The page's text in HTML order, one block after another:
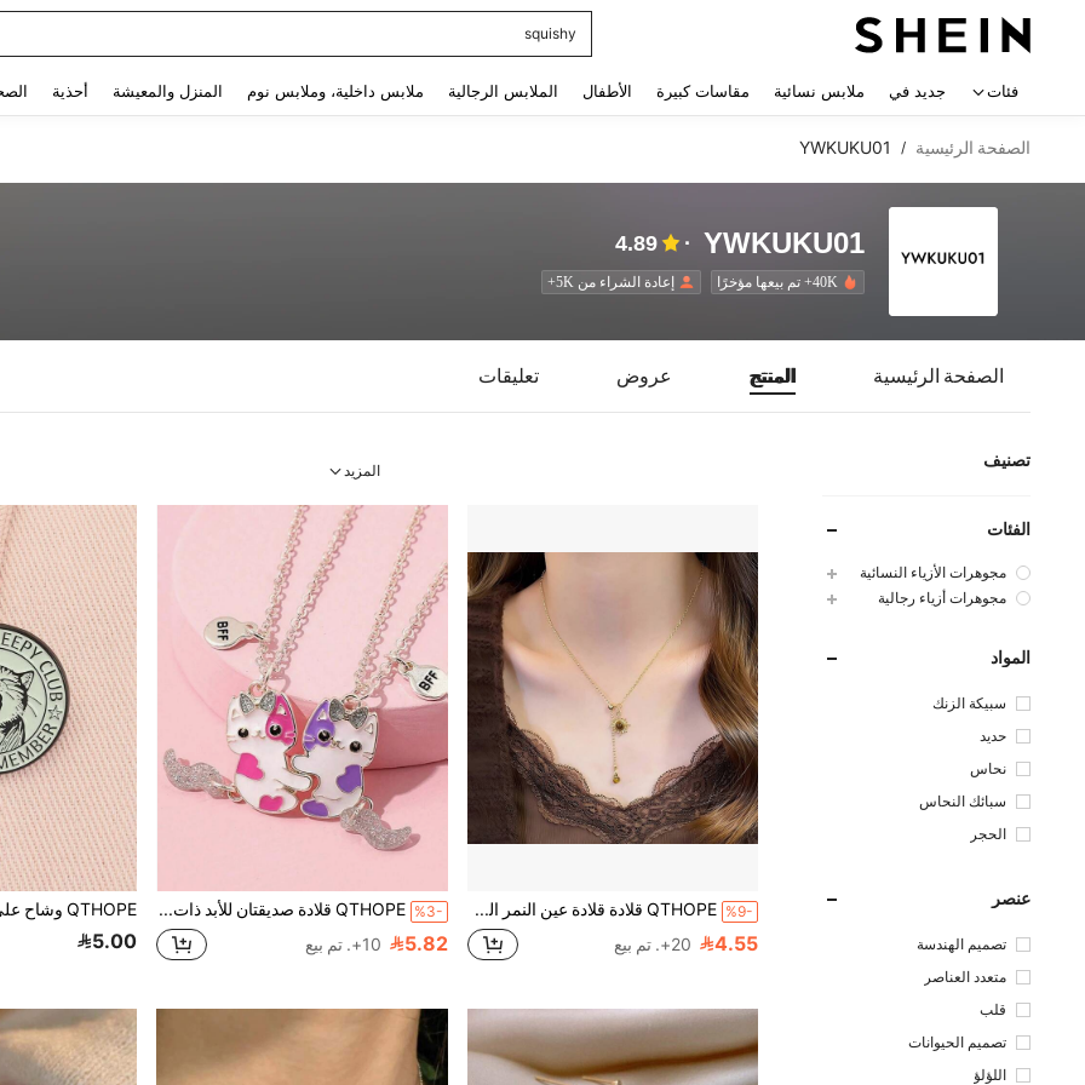
squishy
فئات جديد في ملابس نسائية مقاسات كبيرة الأطفال الملابس الرجالية ملابس داخلية، وملابس نوم المنزل والمعيشة أحذية
الصفحة الرئيسية /
YWKUKU01
YWKUKU01
4.89
40K+ تم بيعها مؤخرًا إعادة الشراء من 5K+
الصفحة الرئيسية المنتج عروض تعليقات
تصنيف
الفئات
مجوهرات الأزياء النسائية
مجوهرات أزياء رجالية
المواد
سبيكة الزنك
حديد
نحاس
سبائك النحاس
الحجر
عنصر
تصميم الهندسة
متعدد العناصر
قلب
تصميم الحيوانات
اللؤلؤ
المزيد
%9- QTHOPE قلادة قلادة عين النمر الحجر الطبيعي الفاخر، مناسبة للارتداء اليومي للنساء وكهدايا المناسبات
4.55 20+. تم بيع
%3- QTHOPE قلادة صديقتان للأبد ذات تصميم قطة لطيف، قلادة قطة حلوة هدية للأصدقاء 2 قطع
5.82 10+. تم بيع 5.00